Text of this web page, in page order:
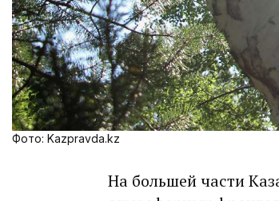
Фото: Kazpravda.kz
На большей части